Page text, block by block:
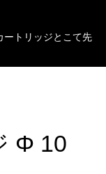
ートリッジとこて先
Φ 10